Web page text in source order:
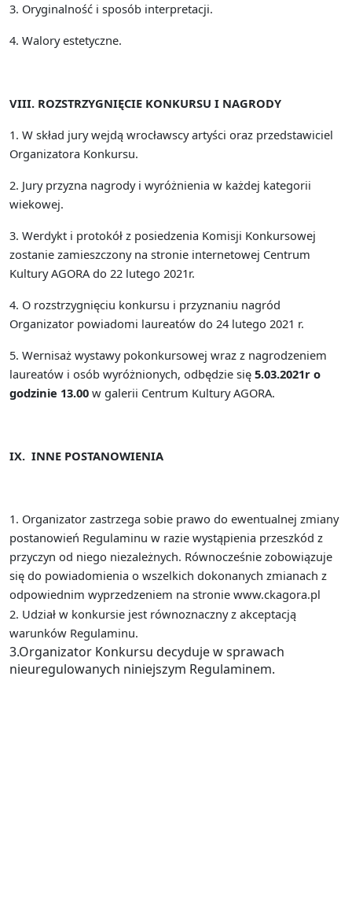
3. Oryginalność i sposób interpretacji.
4. Walory estetyczne.
VIII. ROZSTRZYGNIĘCIE KONKURSU I NAGRODY
1. W skład jury wejdą wrocławscy artyści oraz przedstawiciel
Organizatora Konkursu.
2. Jury przyzna nagrody i wyróżnienia w każdej kategorii
wiekowej.
3. Werdykt i protokół z posiedzenia Komisji Konkursowej
zostanie zamieszczony na stronie internetowej Centrum
Kultury AGORA do 22 lutego 2021r.
4. O rozstrzygnięciu konkursu i przyznaniu nagród
Organizator powiadomi laureatów do 24 lutego 2021 r.
5. Wernisaż wystawy pokonkursowej wraz z nagrodzeniem
laureatów i osób wyróżnionych, odbędzie się 5.03.2021r o
godzinie 13.00 w galerii Centrum Kultury AGORA.
IX. INNE POSTANOWIENIA
1. Organizator zastrzega sobie prawo do ewentualnej zmiany
postanowień Regulaminu w razie wystąpienia przeszkód z
przyczyn od niego niezależnych. Równocześnie zobowiązuje
się do powiadomienia o wszelkich dokonanych zmianach z
odpowiednim wyprzedzeniem na stronie www.ckagora.pl
2. Udział w konkursie jest równoznaczny z akceptacją
warunków Regulaminu.
3.Organizator Konkursu decyduje w sprawach
nieuregulowanych niniejszym Regulaminem.